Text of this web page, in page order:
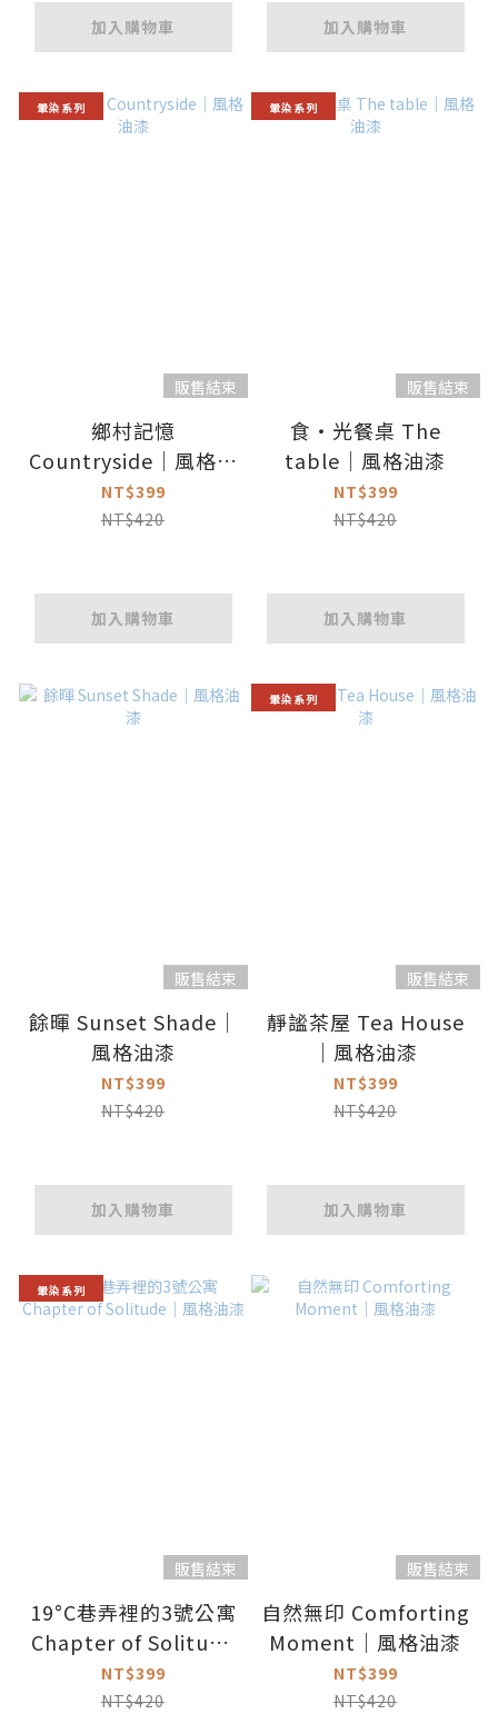
加入購物車 加入購物車
暈染系列
販售結束
鄉村記憶
Countryside｜風格油
漆
NT$399
NT$420
加入購物車
暈染系列
販售結束
食・光餐桌 The
table｜風格油漆
NT$399
NT$420
加入購物車
販售結束
餘暉 Sunset Shade｜
風格油漆
NT$399
NT$420
加入購物車
暈染系列
販售結束
靜謐茶屋 Tea House
｜風格油漆
NT$399
NT$420
加入購物車
暈染系列
販售結束
19°C巷弄裡的3號公寓
Chapter of Solitude
｜風格油漆
NT$399
NT$420
販售結束
自然無印 Comforting
Moment｜風格油漆
NT$399
NT$420